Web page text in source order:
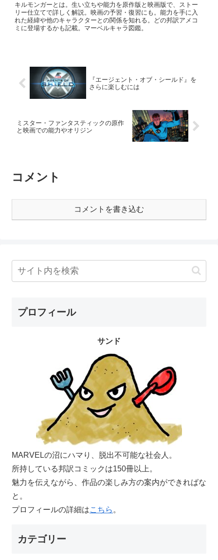
キルモンガーとは。生い立ちや能力を原作版と映画版で、ストー
リー仕立てで詳しく解説。映画の予習・復習にも。能力を手に入
れた経緯や他のキャラクターとの関係を知れる。どの邦訳アメコ
ミに登場するかも記載。マーベルキャラ図鑑。
『エージェント・オブ・シールド』を
さらに楽しむには
ミスター・ファンタスティックの原作
と映画での能力やオリジン
コメント
コメントを書き込む
プロフィール
サンド
MARVELの沼にハマり、脱出不可能な社会人。
所持している邦訳コミックは150冊以上。
魅力を伝えながら、作品の楽しみ方の案内ができればな
と。
プロフィールの詳細はこちら 。
カテゴリー